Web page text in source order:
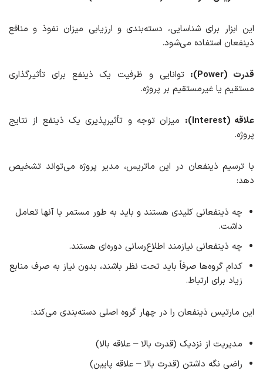
این ابزار برای شناسایی، دسته‌بندی و ارزیابی میزان نفوذ و منافع
ذینفعان استفاده می‌شود.
قدرت (Power):
توانایی و ظرفیت یک ذینفع برای تأثیرگذاری
مستقیم یا غیرمستقیم بر پروژه.
علاقه (Interest):
میزان توجه و تأثیرپذیری یک ذینفع از نتایج
پروژه.
با ترسیم ذینفعان در این ماتریس، مدیر پروژه می‌تواند تشخیص
دهد:
چه ذینفعانی کلیدی هستند و باید به طور مستمر با آنها تعامل
داشت.
چه ذینفعانی نیازمند اطلاع‌رسانی دوره‌ای‌ هستند.
کدام گروه‌ها صرفاً باید تحت نظر باشند، بدون نیاز به صرف منابع
زیاد برای ارتباط.
این مارتیس ذینفعان را در چهار گروه اصلی دسته‌بندی می‌کند:
مدیریت از نزدیک (قدرت بالا – علاقه بالا)
راضی نگه داشتن (قدرت بالا – علاقه پایین)